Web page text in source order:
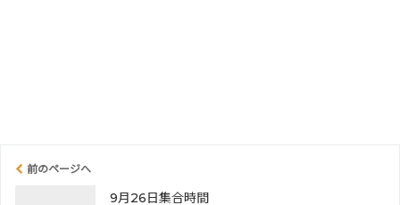
前のページへ
9月26日集合時間